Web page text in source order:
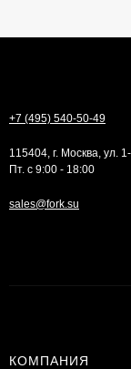
+7 (495) 540-50-49
115404, г. Москва, ул.
Пт. с 9:00 - 18:00
sales@fork.su
КОМПАНИЯ